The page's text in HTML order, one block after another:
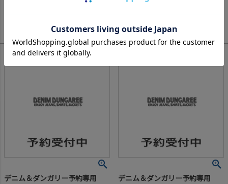
¥18,150税込 予約販売価格 ¥17,050
デニム＆ダンガリー予約専用 デニム＆ダンガリー予約専用